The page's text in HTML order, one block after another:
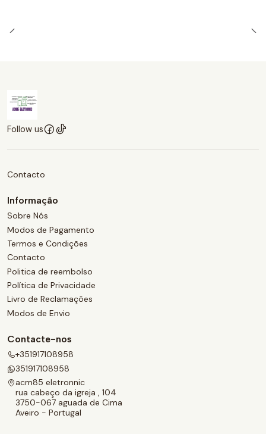
Follow us
Contacto
Informação
Sobre Nós
Modos de Pagamento
Termos e Condições
Contacto
Politica de reembolso
Política de Privacidade
Livro de Reclamações
Modos de Envio
Contacte-nos
+351917108958
351917108958
acm85 eletronnic
rua cabeço da igreja , 104
3750-067 aguada de Cima
Aveiro - Portugal